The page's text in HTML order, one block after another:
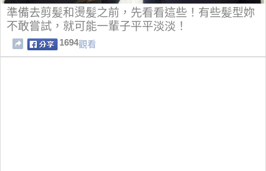
準備去剪髪和燙髪之前，先看看這些！有些髪型妳
不敢嘗試，就可能一輩子平平淡淡！
1694觀看